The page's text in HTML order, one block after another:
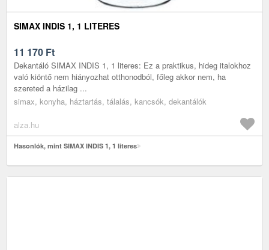
SIMAX INDIS 1, 1 LITERES
11 170 Ft
Dekantáló SIMAX INDIS 1, 1 literes: Ez a praktikus, hideg italokhoz
való kiöntő nem hiányozhat otthonodból, főleg akkor nem, ha
szereted a házilag ...
simax, konyha, háztartás, tálalás, kancsók, dekantálók
alza.hu
Hasonlók, mint SIMAX INDIS 1, 1 literes